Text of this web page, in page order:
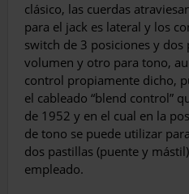
clásico, las cuerdas
para el jack es lateral y los
switch de 3 posiciones y
volumen y otro para tono,
control propiamente dicho,
el cableado “blend control”
de 1952 y en el cual en la
de tono se puede utilizar
dos pastillas (puente y
empleado.